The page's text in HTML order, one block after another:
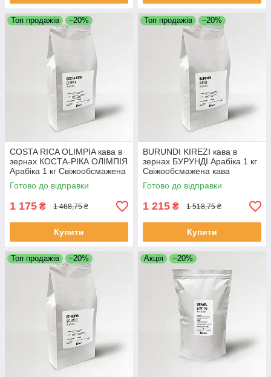
Топ продажів –20%
COSTA RICA OLIMPIA кава в
зернах КОСТА-РІКА ОЛІМПІЯ
Арабіка 1 кг Свіжообсмажена
кава
Готово до відправки
1 175 ₴ 1 468,75 ₴
Купити
Топ продажів –20%
BURUNDI KIREZI кава в
зернах БУРУНДІ Арабіка 1 кг
Свіжообсмажена кава
Готово до відправки
1 215 ₴ 1 518,75 ₴
Купити
Топ продажів –20% Акція –20%